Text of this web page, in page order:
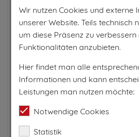
Bekannt ist die Raineralm für
Küche. Im gemütlichen
Jausenstation servieren wir
begehrten Fleisch- und
Brettljause bis hin zu...
Zum Anbieter
Wir nutzen Cookies und externe
unserer Website. Teils technisch
um diese Präsenz zu
Funktionalitäten anzubieten.
Hier findet man alle
Informationen und kann
Leistungen man nutzen möchte:
Notwendige Cookies
Statistik